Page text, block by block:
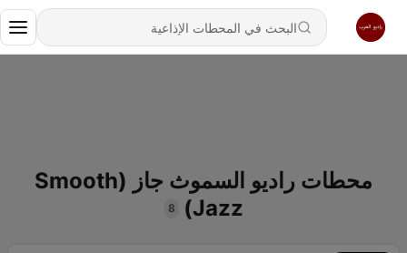
محطات راديو السموث جاز (Smooth
Jazz)
8